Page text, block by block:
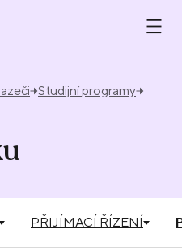
Studijní programy
PŘIJÍMACÍ ŘÍZENÍ